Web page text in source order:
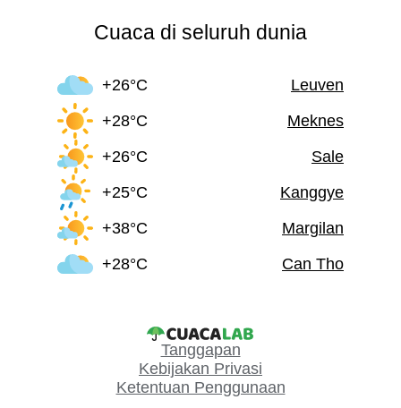
Cuaca di seluruh dunia
+26°C
Leuven
+28°C
Meknes
+26°C
Sale
+25°C
Kanggye
+38°C
Margilan
+28°C
Can Tho
Tanggapan
Kebijakan Privasi
Ketentuan Penggunaan